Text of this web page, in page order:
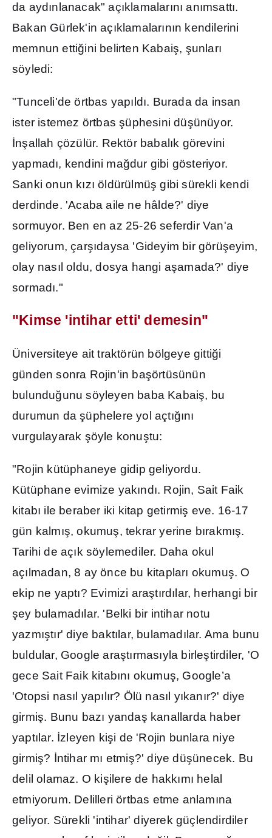
da aydınlanacak" açıklamalarını anımsattı.
Bakan Gürlek'in açıklamalarının kendilerini
memnun ettiğini belirten Kabaiş, şunları
söyledi:
"Tunceli'de örtbas yapı ldı. Burada da insan
ister istemez örtbasşüphesini düşünüyor.
İnşallah çözülür. Rektör babal ık görevini
yapmadı, kendini mağdur gibi gösteriyor.
Sanki onun kızı öldürülmüş gibi sürekli kendi
derdinde. 'Acaba aile ne hâlde?' diye
sormuyor. Ben en az 25-26 seferdir Van'a
geliyorum, çarşıdaysa 'Gideyim bir görüşeyim,
olay nası l oldu, dosya hangi aşamada?' diye
sormadı."
"Kimse 'intihar etti' demesin"
Üniversiteye ait traktörün bölgeye gittiği
günden sonra Rojin'in başörtüsünün
bulunduğunu söyleyen baba Kabaiş, bu
durumun daşüphelere yol açtığını
vurgulayarak şöyle konuştu:
"Rojin kütüphaneye gidip geliyordu.
Kütüphane evimize yakındı. Rojin, Sait Faik
kitabı ile beraber iki kitap getirmiş eve. 16-17
gün kalmış, okumuş, tekrar yerine bırakmış.
Tarihi de açı k söylemediler. Daha okul
açı lmadan, 8 ay önce bu kitapları okumuş. O
ekip ne yaptı? Evimizi araştırdı lar, herhangi bir
şey bulamadı lar. 'Belki bir intihar notu
yazmıştır' diye baktı lar, bulamad ı lar. Ama bunu
buldular, Google araştırmasıyla birleştirdiler, 'O
gece Sait Faik kitabını okumuş, Google’a
'Otopsi nası l yapı ır? Ölü nası l yıkanır?' diye
girmiş. Bunu bazı yandaş kanallarda haber
yaptı lar. İzleyen kişi de 'Rojin bunlara niye
girmiş? İntihar mı etmiş?' diye düşünecek. Bu
delil olamaz. O kişilere de hakkımı helal
etmiyorum. Delilleri örtbas etme anlamına
geliyor. Sürekli 'intihar' diyerek güçlendirdiler